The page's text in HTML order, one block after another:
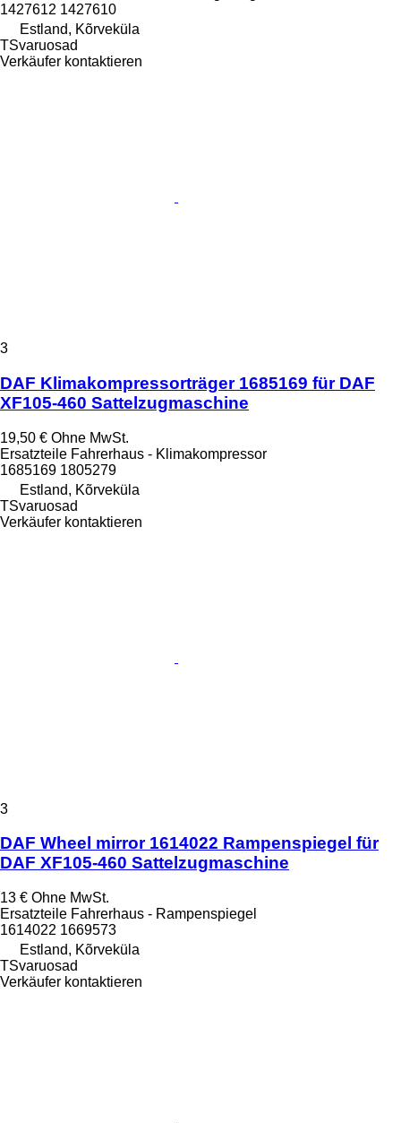
1427612 1427610
Estland, Kõrveküla
TSvaruosad
Verkäufer kontaktieren
3
DAF Klimakompressorträger 1685169 für DAF
XF105-460 Sattelzugmaschine
19,50 € Ohne MwSt.
Ersatzteile Fahrerhaus - Klimakompressor
1685169 1805279
Estland, Kõrveküla
TSvaruosad
Verkäufer kontaktieren
3
DAF Wheel mirror 1614022 Rampenspiegel für
DAF XF105-460 Sattelzugmaschine
13 € Ohne MwSt.
Ersatzteile Fahrerhaus - Rampenspiegel
1614022 1669573
Estland, Kõrveküla
TSvaruosad
Verkäufer kontaktieren